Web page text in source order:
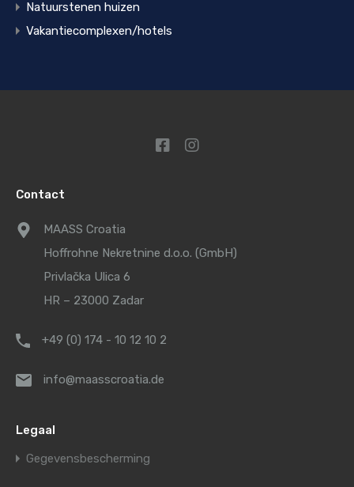
Natuurstenen huizen
Vakantiecomplexen/hotels
Contact
MAASS Croatia
Hoffrohne Nekretnine d.o.o. (GmbH)
Privlačka Ulica 6
HR – 23000 Zadar
+49 (0) 174 - 10 12 10 2
info@maasscroatia.de
Legaal
Gegevensbescherming